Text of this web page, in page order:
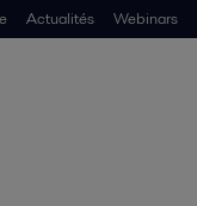
Actualités Webinars